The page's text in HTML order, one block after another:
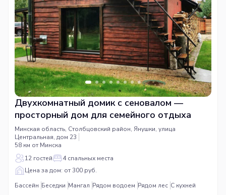
Двухкомнатный домик с сеновалом —
просторный дом для семейного отдыха
Минская область, Столбцовский район, Янушки, улица
Центральная, дом 23
58 км от Минска
12 гостей
4 спальных места
Цена за дом: от 300 руб.
Бассейн Беседки Мангал Рядом водоем Рядом лес С кухней